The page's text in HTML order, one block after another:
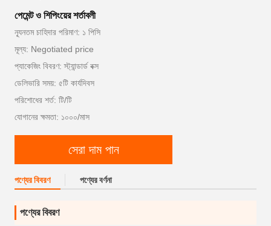
পেমেন্ট ও শিপিংয়ের শর্তাবলী
ন্যূনতম চাহিদার পরিমাণ: ১ পিসি
মূল্য: Negotiated price
প্যাকেজিং বিবরণ: স্ট্যান্ডার্ড বক্স
ডেলিভারি সময়: ৫টি কার্যদিবস
পরিশোধের শর্ত: টি/টি
যোগানের ক্ষমতা: ১০০০/মাস
সেরা দাম পান
পণ্যের বিবরণ পণ্যের বর্ণনা
পণ্যের বিবরণ